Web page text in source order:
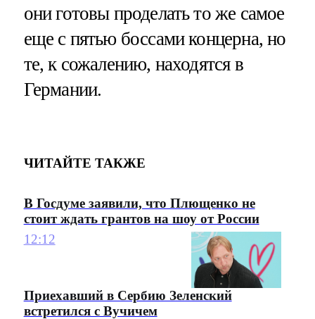
они готовы проделать то же самое
еще с пятью боссами концерна, но
те, к сожалению, находятся в
Германии.
ЧИТАЙТЕ ТАКЖЕ
В Госдуме заявили, что Плющенко не
стоит ждать грантов на шоу от России
12:12
Приехавший в Сербию Зеленский
встретился с Вучичем